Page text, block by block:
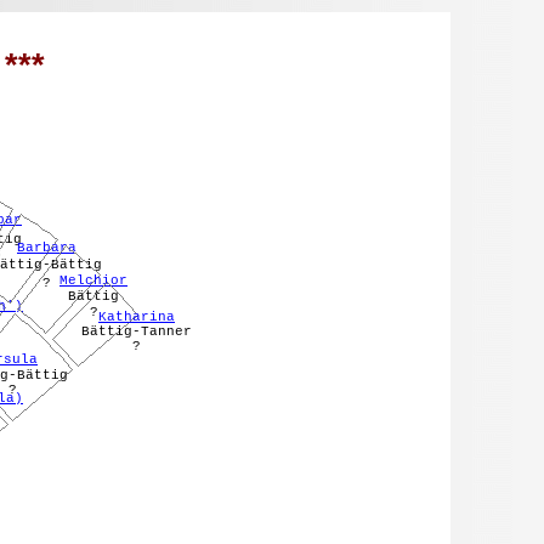
Barbara
Bättig
?
Bättig
?
Melchior
Bättig
? Katharina
Bättig-Tanner
?